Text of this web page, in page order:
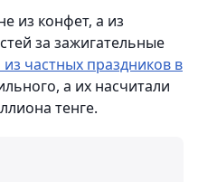
из конфет, а из
за зажигательные
частных праздников в
а их насчитали
тенге.